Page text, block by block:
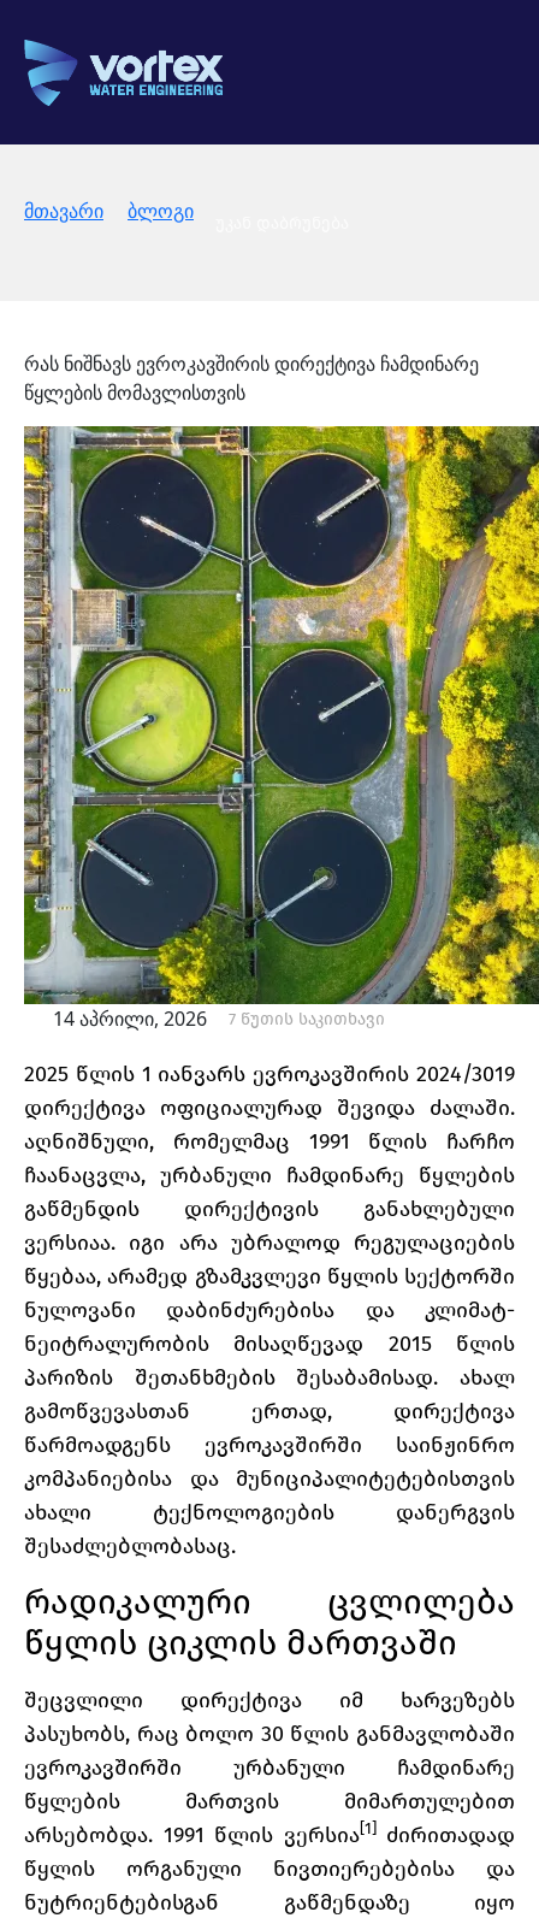
მთავარი ბლოგი
რას ნიშნავს ევროკავშირის დირექტივა ჩამდინარე
წყლების მომავლისთვის
14 აპრილი, 2026 7 წუთის საკითხავი
2025 წლის 1 იანვარს ევროკავშირის 2024/3019
დირექტივა ოფიციალურად შევიდა ძალაში.
აღნიშნული, რომელმაც 1991 წლის ჩარჩო
ჩაანაცვლა, ურბანული ჩამდინარე წყლების
გაწმენდის დირექტივის განახლებული
ვერსიაა. იგი არა უბრალოდ რეგულაციების
წყებაა, არამედ გზამკვლევი წყლის სექტორში
ნულოვანი დაბინძურებისა და კლიმატ-
ნეიტრალურობის მისაღწევად 2015 წლის
პარიზის შეთანხმების შესაბამისად. ახალ
გამოწვევასთან ერთად, დირექტივა
წარმოადგენს ევროკავშირში საინჟინრო
კომპანიებისა და მუნიციპალიტეტებისთვის
ახალი ტექნოლოგიების დანერგვის
შესაძლებლობასაც.
რადიკალური ცვლილება
წყლის ციკლის მართვაში
შეცვლილი დირექტივა იმ ხარვეზებს
პასუხობს, რაც ბოლო 30 წლის განმავლობაში
ევროკავშირში ურბანული ჩამდინარე
წყლების მართვის მიმართულებით
არსებობდა. 1991 წლის ვერსია[1]ძირითადად
წყლის ორგანული ნივთიერებებისა და
ნუტრიენტებისგან გაწმენდაზე იყო